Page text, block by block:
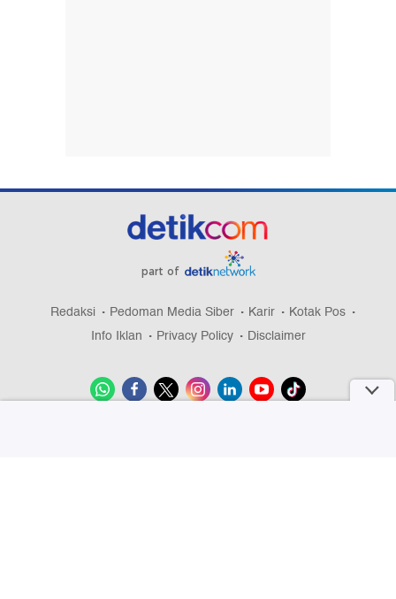
part of
Redaksi Pedoman Media Siber Karir
Kotak Pos
Info Iklan
Privacy Policy Disclaimer